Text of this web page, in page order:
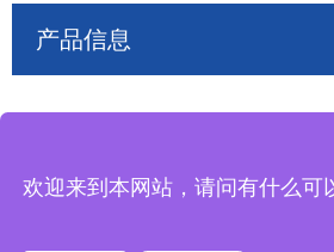
产品信息
欢迎来到本网站，请问有什么可